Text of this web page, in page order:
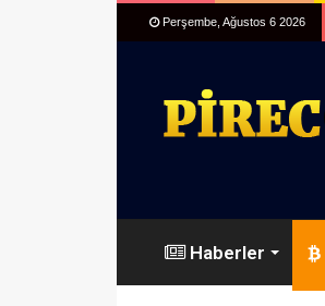
Perşembe, Ağustos 6 2026
Haberler